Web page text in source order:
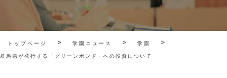
トップページ > 学園ニュース > 学園 >
群馬県が発行する「グリーンボンド」への投資について